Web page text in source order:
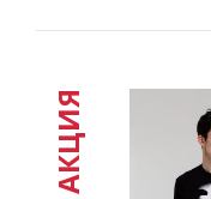
АКЦИЯ